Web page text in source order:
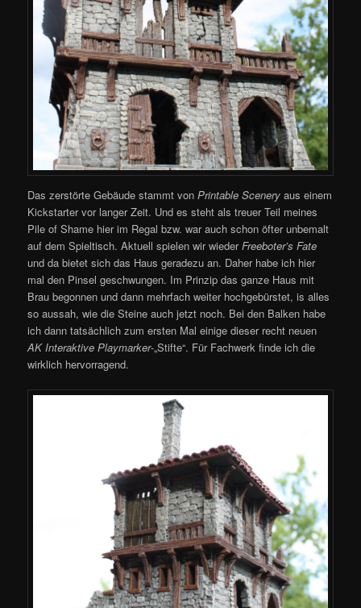
Das zerstörte Gebäude stammt vonPrintable Scenery aus einem
Kickstarter vor langer Zeit. Und es steht als treuer Teil meines
Pile of Shame hier im Regal bzw. war auch schon öfter unbemalt
auf dem Spieltisch. Aktuell spielen wir wiederFreeboter’s Fate
und da bietet sich das Haus geradezu an. Daher habe ich hier
mal den Pinsel geschwungen. Im Prinzip das ganze Haus mit
Brau begonnen und dann mehrfach weiter hochgebürstet, is alles
so aussah, wie die Steine auch jetzt noch. Bei den Balken habe
ich dann tatsächlich zum ersten Mal einige dieser recht neuen
AK Interaktive Playmarker-„Stifte“. Für Fachwerk finde ich die
wirklich hervorragend.